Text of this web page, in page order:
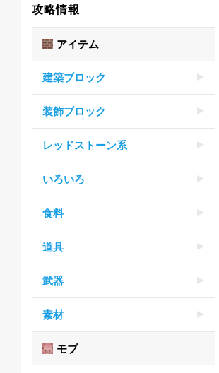
攻略情報
アイテム
建築ブロック
装飾ブロック
レッドストーン系
いろいろ
食料
道具
武器
素材
モブ